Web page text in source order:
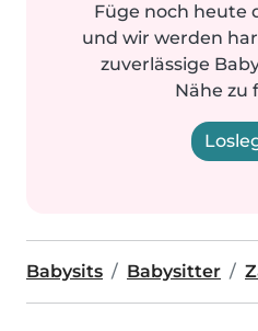
Füge noch heute
und wir werden
zuverlässige
Nähe zu
Babysits Babysitter